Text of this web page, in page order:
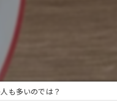
も多いのでは？